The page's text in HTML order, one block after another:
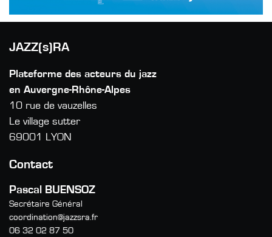
JAZZ(s)RA
Plateforme des acteurs du jazz
en Auvergne-Rhône-Alpes
10 rue de vauzelles
Le village sutter
69001 LYON
Contact
Pascal BUENSOZ
Secrétaire Général
coordination@jazzsra.fr
06 32 02 87 50